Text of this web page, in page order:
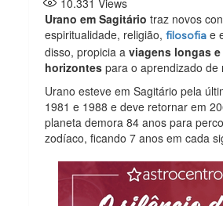
10.331 Views
Urano em Sagitário traz novos
espiritualidade, religião,filosofia e
disso, propicia aviagens longas
horizontes para o aprendizado de
Urano esteve em Sagitário pela
1981 e 1988 e deve retornar em
planeta demora 84 anos para
zodíaco, ficando 7 anos em cada